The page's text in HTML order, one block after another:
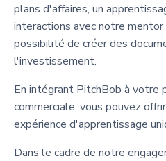
plans d'affaires, un
interactions avec notre
possibilité de créer des
l'investissement.
En intégrant PitchBob à votre
commerciale, vous pouvez
expérience d'apprentissage
Dans le cadre de notre